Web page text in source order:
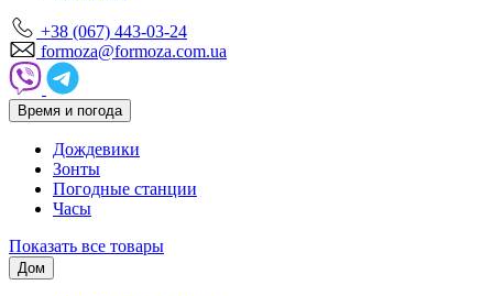
+38 (067) 443-03-24
formoza@formoza.com.ua
Время и погода
Дождевики
Зонты
Погодные станции
Часы
Показать все товары
Дом